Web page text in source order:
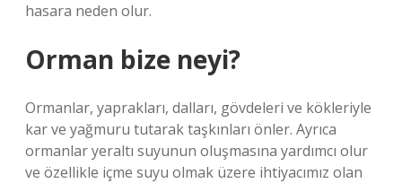
hasara neden olur.
Orman bize neyi?
Ormanlar, yaprakları, dalları, gövdeleri ve kökleriyle
kar ve yağmuru tutarak taşkınları önler. Ayrıca
ormanlar yeraltı suyunun oluşmasına yardımcı olur
ve özellikle içme suyu olmak üzere ihtiyacımız olan